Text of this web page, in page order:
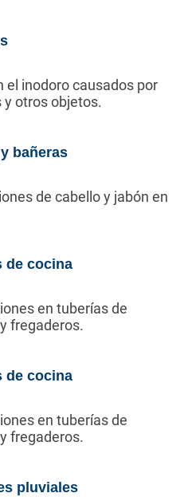
el inodoro causados por
otros objetos.
bañeras
de cabello y jabón en
de cocina
en tuberías de
fregaderos.
de cocina
en tuberías de
fregaderos.
pluviales